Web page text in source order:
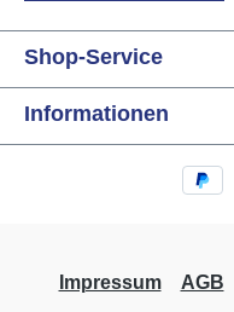
bis +40°C
Verwendung in
in UP-Dose, nur
Abmessungen
Shop-Service
Informationen
Impressum AGB